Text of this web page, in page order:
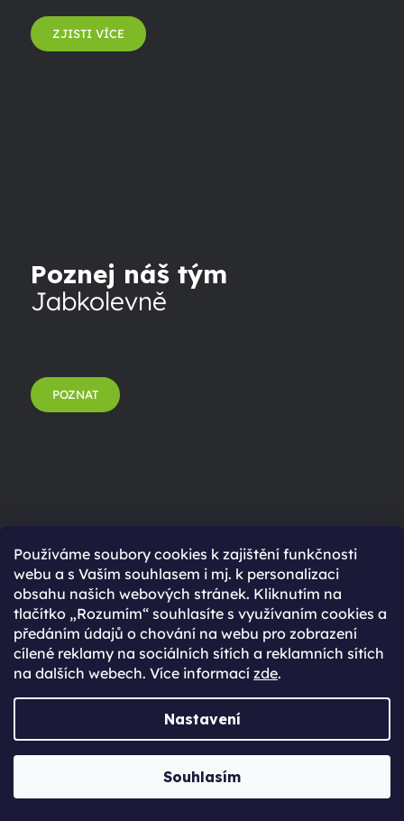
Používáme soubory cookies k zajištění funkčnosti
webu a s Vaším souhlasem i mj. k personalizaci
obsahu našich webových stránek. Kliknutím na
tlačítko „Rozumím“ souhlasíte s využívaním cookies a
předáním údajů o chování na webu pro zobrazení
cílené reklamy na sociálních sítích a reklamních sítích
na dalších webech. Více informací zde.
Nastavení
Souhlasím
ZJISTI VÍCE
Poznej náš tým
Jabkolevně
POZNAT
Navštiv nás
na prodejně v Praze
NAVŠTÍVIT